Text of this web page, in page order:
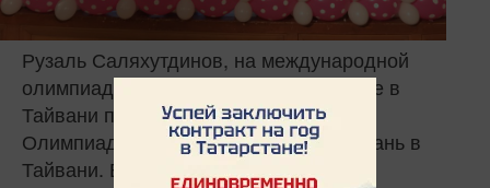
Рузаль Саляхутдинов, на международной
олимпиаде по ментальной арифметике в
Тайвани получил титул чемпиона.
Олимпиада проходила в городе Таоюань в
Тайвани. В олимпиаде участвовали